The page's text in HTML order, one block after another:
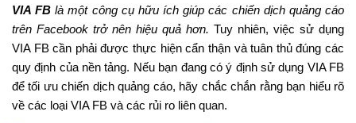
VIA FB là một công cụ hữu ích giúp các chiến dịch quảng cáo
trên Facebook trở nên hiệu quả hơn. Tuy nhiên, việc sử dụng
VIA FB cần phải được thực hiện cẩn thận và tuân thủ đúng các
quy định của nền tảng. Nếu bạn đang có ý định sử dụng VIA FB
để tối ưu chiến dịch quảng cáo, hãy chắc chắn rằng bạn hiểu rõ
về các loại VIA FB và các rủi ro liên quan.